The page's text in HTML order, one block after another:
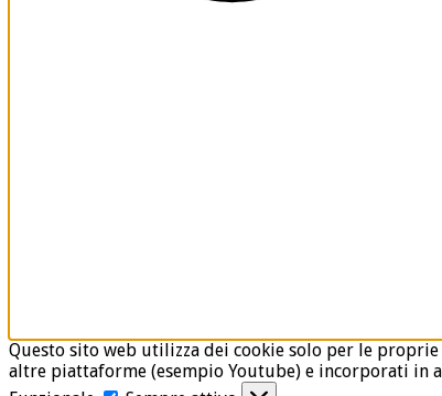
Questo sito web utilizza dei cookie solo per le
altre piattaforme (esempio Youtube) e incorporati in
Funzionale